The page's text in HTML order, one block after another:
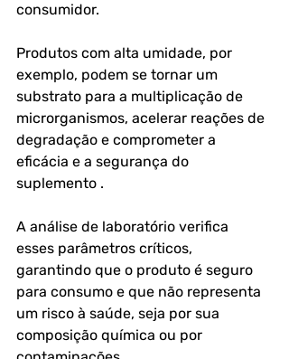
consumidor.
Produtos com alta umidade, por
exemplo, podem se tornar um
substrato para a multiplicação de
microrganismos, acelerar reações de
degradação e comprometer a
eficácia e a segurança do
suplemento .
A análise de laboratório verifica
esses parâmetros críticos,
garantindo que o produto é seguro
para consumo e que não representa
um risco à saúde, seja por sua
composição química ou por